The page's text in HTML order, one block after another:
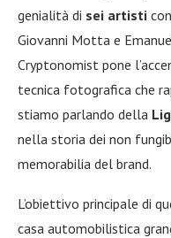
genialità di sei artisti
Giovanni Motta e
Cryptonomist pone
tecnica fotografica che
stiamo parlando della
nella storia dei non
memorabilia del brand.
L’obiettivo principale di
casa automobilistica